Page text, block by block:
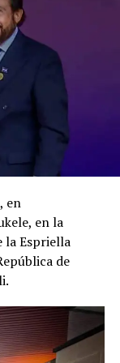
en
en la
la Espriella
de